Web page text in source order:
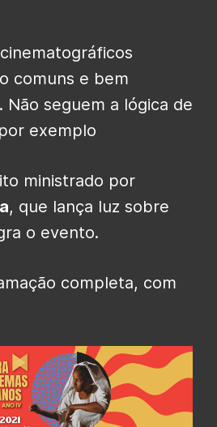
comuns e bem
Não seguem a lógica de
exemplo
ministrado por
, que lança luz sobre
o evento.
completa, com